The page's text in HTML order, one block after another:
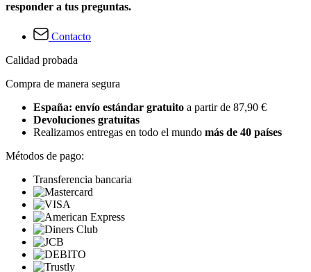
responder a tus preguntas.
Contacto
Calidad probada
Compra de manera segura
España: envío estándar gratuito a partir de 87,90 €
Devoluciones gratuitas
Realizamos entregas en todo el mundo más de 40 países
Métodos de pago:
Transferencia bancaria